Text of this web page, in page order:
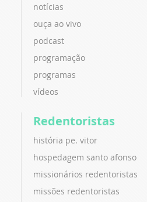
notícias
ouça ao vivo
podcast
programação
programas
vídeos
Redentoristas
história pe. vitor
hospedagem santo afonso
missionários redentoristas
missões redentoristas